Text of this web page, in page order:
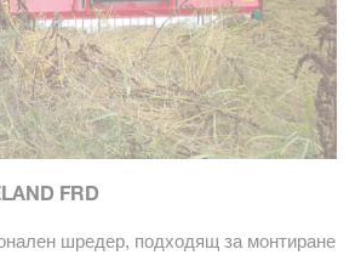
FRD
шредер, подходящ за монтиране